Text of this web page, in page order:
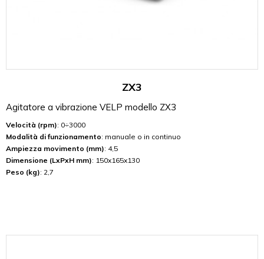
ZX3
Agitatore a vibrazione VELP modello ZX3
Velocità (rpm): 0÷3000
Modalità di funzionamento: manuale o in continuo
Ampiezza movimento (mm): 4,5
Dimensione (LxPxH mm): 150x165x130
Peso (kg): 2,7